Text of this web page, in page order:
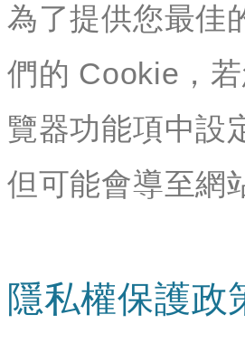
為了提供您最佳
們的 Cookie，
覽器功能項中設
但可能會導至網
隱私權保護政